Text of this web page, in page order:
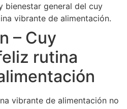
bienestar general del cuy
vibrante de alimentación.
– Cuy
rutina
vibrante de alimentación no